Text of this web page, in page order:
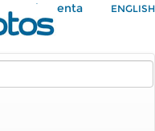
Mi Cuenta ENGLISH